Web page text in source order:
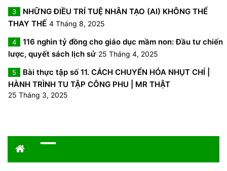
3
NHỮNG ĐIỀU TRÍ TUỆ NHÂN TẠO (AI) KHÔNG THỂ
THAY THẾ 4 Tháng 8, 2025
4
116 nghìn tỷ đồng cho giáo dục mầm non: Đầu tư chiến
lược, quyết sách lịch sử 25 Tháng 4, 2025
5
Bài thực tập số 11. CÁCH CHUYỂN HÓA NHỤT CHÍ |
HÀNH TRÌNH TU TẬP CÔNG PHU | MR THẬT
25 Tháng 3, 2025